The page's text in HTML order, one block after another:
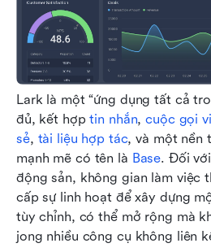
Lark là một “ứng dụng tất cả
đủ, kết hợp tin nhắn, cuộc gọi
sẻ, tài liệu hợp tác, và một nền
mạnh mẽ có tên là Base. Đối
động sản, không gian làm việc
cấp sự linh hoạt để xây dựng
tùy chỉnh, có thể mở rộng mà
jong nhiều công cụ không liên